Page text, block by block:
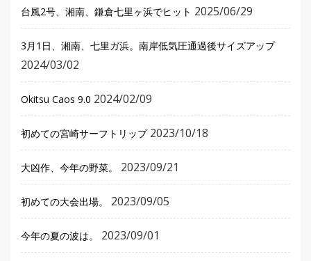
台風2号、湘南、鎌倉七里ヶ浜でヒット 2025/06/29
3月1日、湘南、七里ガ浜。南岸低気圧通過後サイズアップ
2024/03/02
Okitsu Caos 9.0 2024/02/09
初めての宮崎サーフトリップ 2023/10/18
大凶作、今年の野菜。 2023/09/21
初めての大会出場。 2023/09/05
今年の夏の波は。 2023/09/01